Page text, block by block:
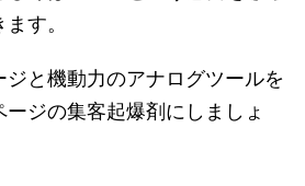
す。
と機動力のアナログツールを
ジの集客起爆剤にしましょ